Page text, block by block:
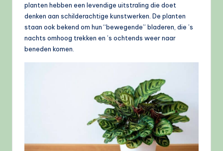
planten hebben een levendige uitstraling die doet
denken aan schilderachtige kunstwerken. De planten
staan ook bekend om hun “bewegende” bladeren, die ’s
nachts omhoog trekken en ’s ochtends weer naar
beneden komen.